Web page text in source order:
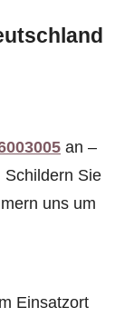
an –
Schildern Sie
uns um
Einsatzort